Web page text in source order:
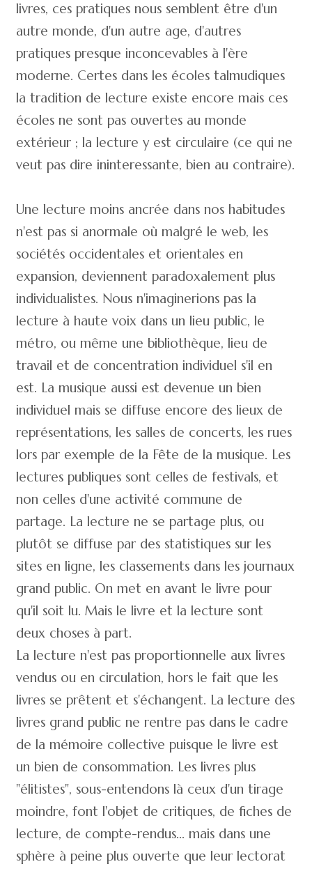
livres, ces pratiques nous semblent être d'un
autre monde, d'un autre age, d'autres
pratiques presque inconcevables à l'ère
moderne. Certes dans les écoles talmudiques
la tradition de lecture existe encore mais ces
écoles ne sont pas ouvertes au monde
extérieur ; la lecture y est circulaire (ce qui ne
veut pas dire ininteressante, bien au contraire).
Une lecture moins ancrée dans nos habitudes
n'est pas si anormale où malgré le web, les
sociétés occidentales et orientales en
expansion, deviennent paradoxalement plus
individualistes. Nous n'imaginerions pas la
lecture à haute voix dans un lieu public, le
métro, ou même une bibliothèque, lieu de
travail et de concentration individuel s'il en
est. La musique aussi est devenue un bien
individuel mais se diffuse encore des lieux de
représentations, les salles de concerts, les rues
lors par exemple de la Fête de la musique. Les
lectures publiques sont celles de festivals, et
non celles d'une activité commune de
partage. La lecture ne se partage plus, ou
plutôt se diffuse par des statistiques sur les
sites en ligne, les classements dans les journaux
grand public. On met en avant le livre pour
qu'il soit lu. Mais le livre et la lecture sont
deux choses à part.
La lecture n'est pas proportionnelle aux livres
vendus ou en circulation, hors le fait que les
livres se prêtent et s'échangent. La lecture des
livres grand public ne rentre pas dans le cadre
de la mémoire collective puisque le livre est
un bien de consommation. Les livres plus
"élitistes", sous-entendons là ceux d'un tirage
moindre, font l'objet de critiques, de fiches de
lecture, de compte-rendus... mais dans une
sphère à peine plus ouverte que leur lectorat